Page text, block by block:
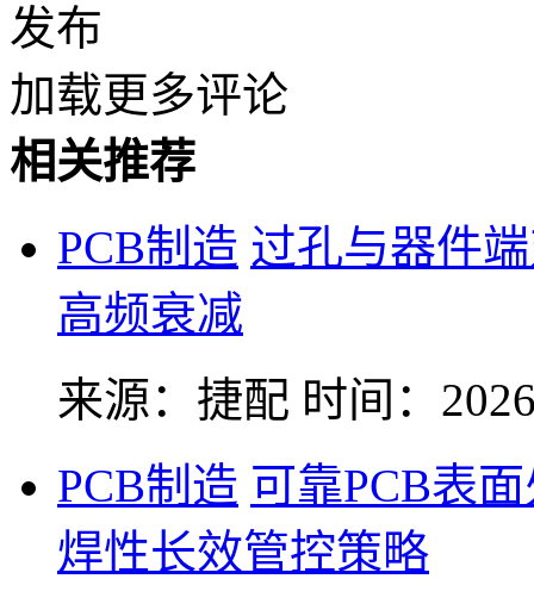
发布
加载更多评论
相关推荐
PCB制造 过孔与器件
高频衰减
来源：捷配 时间：
PCB制造 可靠PCB表
焊性长效管控策略